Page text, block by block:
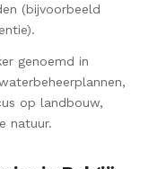
(bijvoorbeeld
genoemd in
op landbouw,
natuur.